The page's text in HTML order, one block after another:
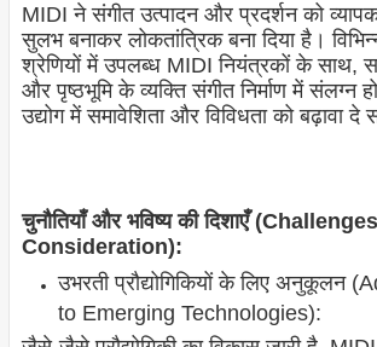
MIDI ने संगीत उत्पादन और प्रदर्शन को
सुलभ बनाकर लोकतांत्रिक बना दिया है।
श्रेणियों में उपलब्ध MIDI नियंत्रकों के साथ,
और पृष्ठभूमि के व्यक्ति संगीत निर्माण में संलग्न
उद्योग में समावेशिता और विविधता को बढ़ावा
चुनौतियाँ और भविष्य की दिशाएँ
Consideration):
उभरती प्रौद्योगिकियों के लिए अनुकूलन
to Emerging Technologies):